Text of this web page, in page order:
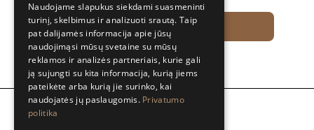
PRENUMERUOTI
Naudojame slapukus siekdami suasmeninti
turinį, skelbimus ir analizuoti srautą. Taip
pat dalijamės informacija apie jūsų
naudojimąsi mūsų svetaine su mūsų
reklamos ir analizės partneriais, kurie gali
ją sujungti su kita informacija, kurią jiems
pateikėte arba kurią jie surinko, kai
naudojatės jų paslaugomis. Privatumo
politika